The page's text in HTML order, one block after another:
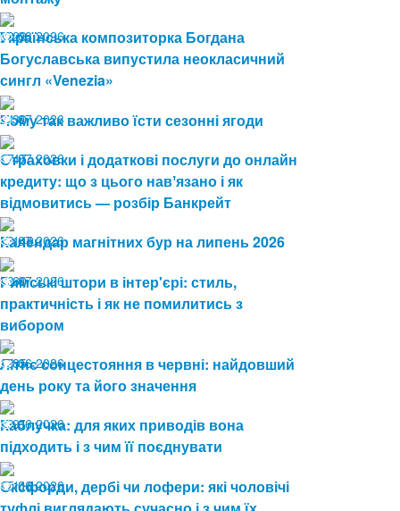
03.08.2026
29
Українська композиторка Богдана
Богуславська випустила неокласичний
сингл «Venezia»
24.07.2026
30
Чому так важливо їсти сезонні ягоди
17.07.2026
47
Страховки і додаткові послуги до онлайн
кредиту: що з цього навʼязано і як
відмовитись — розбір Банкрейт
13.07.2026
149
Календар магнітних бур на липень 2026
08.07.2026
60
Римські штори в інтер'єрі: стиль,
практичність і як не помилитись з
вибором
19.06.2026
85
Літнє сонцестояння в червні: найдовший
день року та його значення
19.06.2026
91
Каблучка: для яких приводів вона
підходить і з чим її поєднувати
15.06.2026
116
Оксфорди, дербі чи лофери: які чоловічі